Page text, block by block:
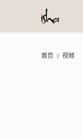
首页 视频